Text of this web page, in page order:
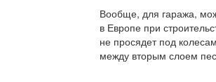
Вообще, для гаража,
в Европе при
не просядет под
между вторым слоем